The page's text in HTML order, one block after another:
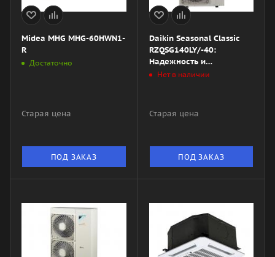
Midea MHG MHG-60HWN1-
R
Достаточно
Старая цена
ПОД ЗАКАЗ
Daikin Seasonal Classic
RZQSG140LY/-40:
Надежность и
эффективность в одном
Нет в наличии
Старая цена
ПОД ЗАКАЗ